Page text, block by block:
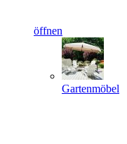
öffnen
Gartenmöbel